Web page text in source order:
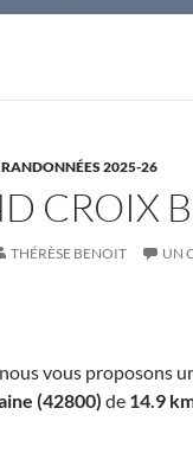
RANDONNÉES 2025-26
CROIX
THÉRÈSE BENOIT UN
vous proposons
(42800) de 14.9